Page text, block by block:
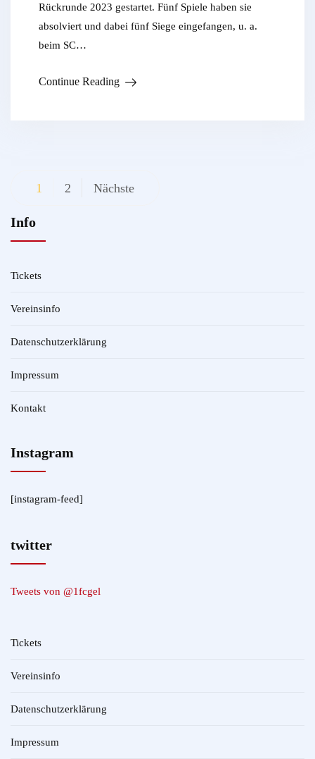
Rückrunde 2023 gestartet. Fünf Spiele haben sie
absolviert und dabei fünf Siege eingefangen, u. a.
beim SC…
Continue Reading
Beitragsnavigation
1 2 Nächste
Info
Tickets
Vereinsinfo
Datenschutzerklärung
Impressum
Kontakt
Instagram
[instagram-feed]
twitter
Tweets von @1fcgel
Tickets
Vereinsinfo
Datenschutzerklärung
Impressum